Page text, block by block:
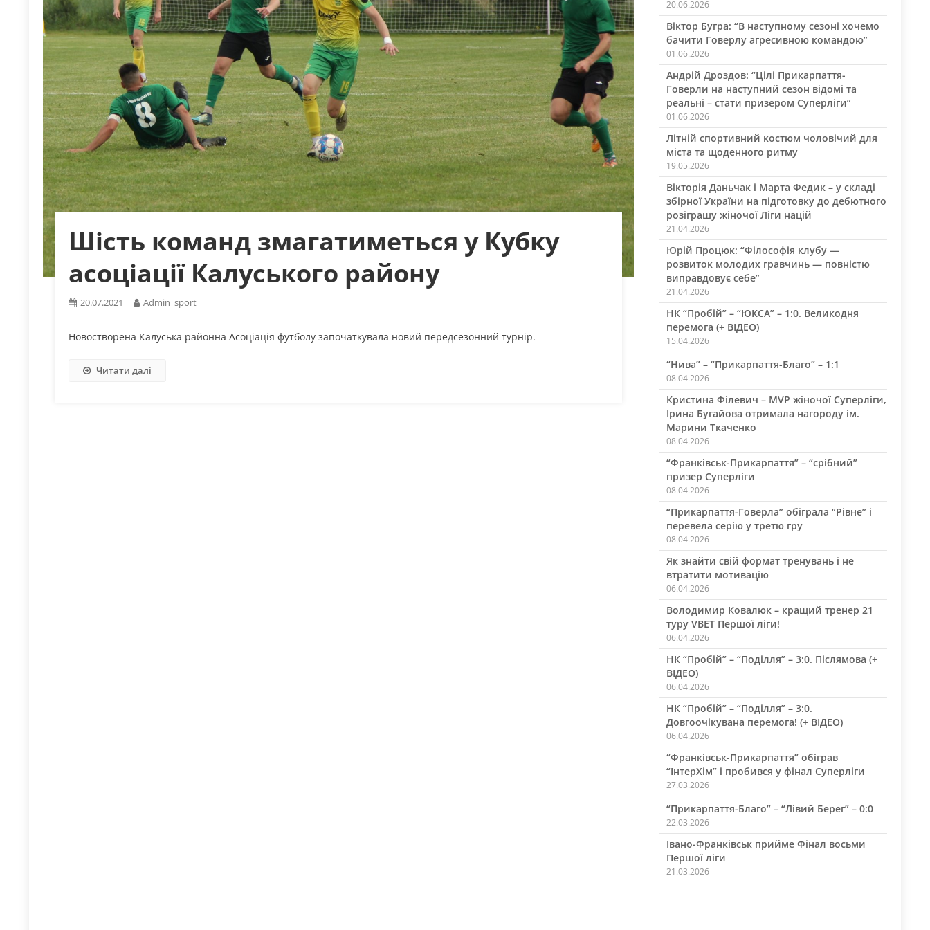
Шість команд змагатиметься у Кубку
асоціації Калуського району
20.07.2021 Admin_sport
Новостворена Калуська районна Асоціація футболу започаткувала новий передсезонний турнір.
Читати далі
20.06.2026
Віктор Бугра: “В наступному сезоні хочемо
бачити Говерлу агресивною командою”
01.06.2026
Андрій Дроздов: “Цілі Прикарпаття-
Говерли на наступний сезон відомі та
реальні – стати призером Суперліги”
01.06.2026
Літній спортивний костюм чоловічий для
міста та щоденного ритму
19.05.2026
Вікторія Даньчак і Марта Федик – у складі
збірної України на підготовку до дебютного
розіграшу жіночої Ліги націй
21.04.2026
Юрій Процюк: “Філософія клубу —
розвиток молодих гравчинь — повністю
виправдовує себе”
21.04.2026
НК “Пробій” – “ЮКСА” – 1:0. Великодня
перемога (+ ВІДЕО)
15.04.2026
“Нива” – “Прикарпаття-Благо” – 1:1
08.04.2026
Кристина Філевич – MVP жіночої Суперліги,
Ірина Бугайова отримала нагороду ім.
Марини Ткаченко
08.04.2026
“Франківськ-Прикарпаття” – “срібний”
призер Суперліги
08.04.2026
“Прикарпаття-Говерла” обіграла “Рівне” і
перевела серію у третю гру
08.04.2026
Як знайти свій формат тренувань і не
втратити мотивацію
06.04.2026
Володимир Ковалюк – кращий тренер 21
туру VBET Першої ліги!
06.04.2026
НК “Пробій” – “Поділля” – 3:0. Післямова (+
ВІДЕО)
06.04.2026
НК “Пробій” – “Поділля” – 3:0.
Довгоочікувана перемога! (+ ВІДЕО)
06.04.2026
“Франківськ-Прикарпаття” обіграв
“ІнтерХім” і пробився у фінал Суперліги
27.03.2026
“Прикарпаття-Благо” – “Лівий Берег” – 0:0
22.03.2026
Івано-Франківськ прийме Фінал восьми
Першої ліги
21.03.2026